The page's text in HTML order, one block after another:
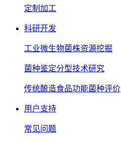
定制加工
科研开发
工业微生物菌株资源挖掘
菌种鉴定分型技术研究
传统酿造食品功能菌种评价
用户支持
常见问题